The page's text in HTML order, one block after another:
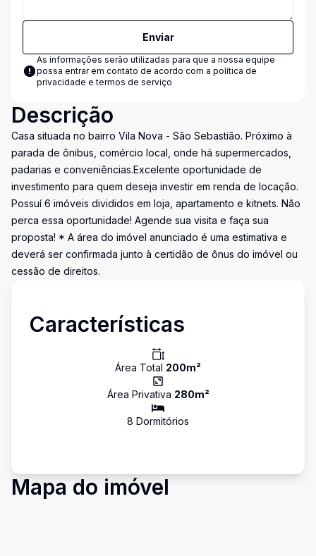
Enviar
As informações serão utilizadas para que a nossa equipe
possa entrar em contato de acordo com a política de
privacidade e termos de serviço
Descrição
Casa situada no bairro Vila Nova - São Sebastião. Próximo à
parada de ônibus, comércio local, onde há supermercados,
padarias e conveniências.Excelente oportunidade de
investimento para quem deseja investir em renda de locação.
Possuí 6 imóveis divididos em loja, apartamento e kitnets. Não
perca essa oportunidade! Agende sua visita e faça sua
proposta! * A área do imóvel anunciado é uma estimativa e
deverá ser confirmada junto à certidão de ônus do imóvel ou
cessão de direitos.
Características
Área Total 200m²
Área Privativa 280m²
8 Dormitórios
Mapa do imóvel